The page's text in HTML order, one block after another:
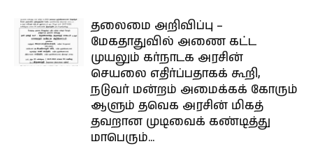
தலைமை அறிவிப்பு –
மேகதாதுவில் அணை கட்ட
முயலும் கர்நாடக அரசின்
செயலை எதிர்ப்பதாகக் கூறி,
நடுவர் மன்றம் அமைக்கக் கோரும்
ஆளும் தவெக அரசின் மிகத்
தவறான முடிவைக் கண்டித்து
மாபெரும்...